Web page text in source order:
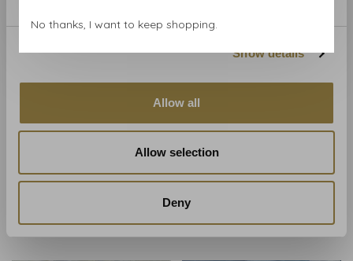
Show details
Allow all
Allow selection
Deny
Astere Edwige - AST NT
€1.449,00
Astere Anais - AST NT 046
04
€1.160,00
No thanks, I want to keep shopping.